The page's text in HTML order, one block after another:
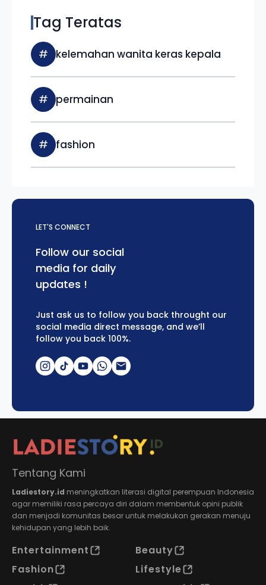
Tag Teratas
# kelemahan wanita keras kepala
# permainan
# fashion
LET'S CONNECT
Follow our social
media for daily
updates !
Just ask us to follow you back throught our
social media direct message, and we’ll
follow you back 100%.
Tentang Kami
Ladiestory.id meningkatkan literasi digital perempuan Indonesia
agar memiliki rasa percaya diri dalam membentuk opini publik
dan menjadi komunitas besar untuk melakukan gerakan menuju
kehidupan yang lebih baik.
Entertainment
Beauty
Fashion
Lifestyle